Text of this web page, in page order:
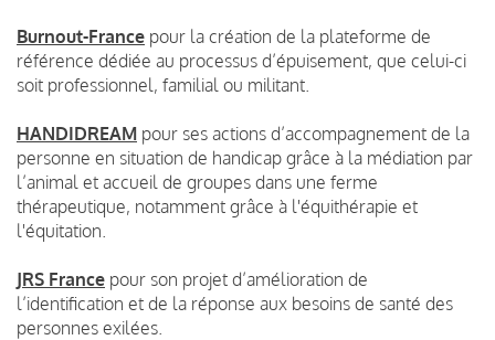
Burnout-France pour la création de la plateforme de
référence dédiée au processus d’épuisement, que celui-ci
soit professionnel, familial ou militant.
HANDIDREAM pour ses actions d’accompagnement de la
personne en situation de handicap grâce à la médiation par
l’animal et accueil de groupes dans une ferme
thérapeutique, notamment grâce à l'équithérapie et
l'équitation.
JRS France pour son projet d’amélioration de
l’identification et de la réponse aux besoins de santé des
personnes exilées.